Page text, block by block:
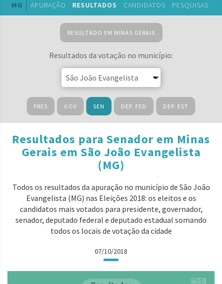
MG APURAÇÃO RESULTADOS CANDIDATOS PESQUISAS
RESULTADO EM MINAS GERAIS
Resultados da votação no município:
PRES GOV SEN DEP. FED DEP. EST
Resultados para Senador em Minas
Gerais em São João Evangelista
(MG)
Todos os resultados da apuração no município de São João
Evangelista (MG) nas Eleições 2018: os eleitos e os
candidatos mais votados para presidente, governador,
senador, deputado federal e deputado estadual somando
todos os locais de votação da cidade
07/10/2018